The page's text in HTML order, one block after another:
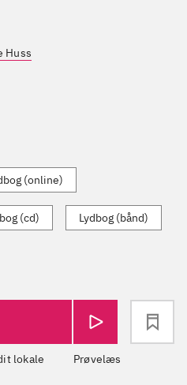
Huss
(online)
(cd) Lydbog (bånd)
Prøvelæs